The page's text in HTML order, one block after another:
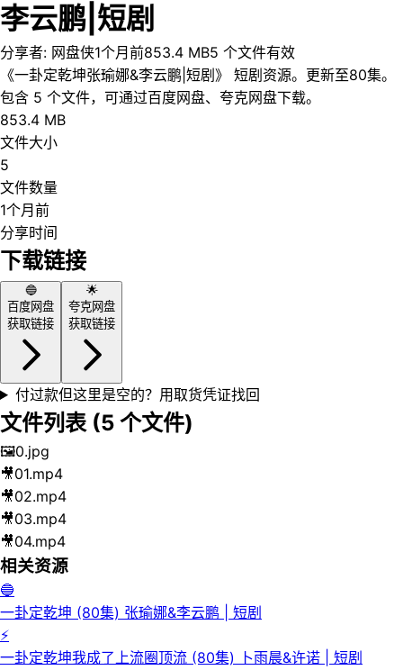
李云鹏|短剧
分享者: 网盘侠1个月前853.4 MB5 个文件有效
《一卦定乾坤张瑜娜&李云鹏|短剧》 短剧资源。更新至80集。
包含 5 个文件，可通过百度网盘、夸克网盘下载。
853.4 MB
文件大小
5
文件数量
1个月前
分享时间
下载链接
🔵
百度网盘
获取链接
🌟
夸克网盘
获取链接
付过款但这里是空的？用取货凭证找回
文件列表 (5 个文件)
🖼️0.jpg
🎥01.mp4
🎥02.mp4
🎥03.mp4
🎥04.mp4
相关资源
🔵
一卦定乾坤 (80集) 张瑜娜&李云鹏 | 短剧
⚡
一卦定乾坤我成了上流圈顶流 (80集) 卜雨晨&许诺 | 短剧